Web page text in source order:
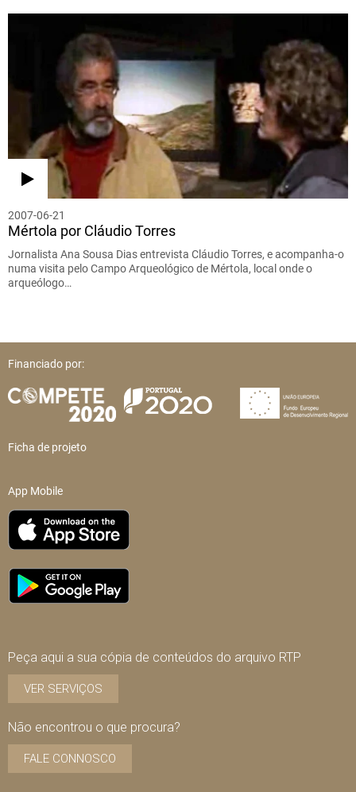
2007-06-21
Mértola por Cláudio Torres
Jornalista Ana Sousa Dias entrevista Cláudio Torres, e acompanha-o
numa visita pelo Campo Arqueológico de Mértola, local onde o
arqueólogo…
Financiado por:
Ficha de projeto
App Mobile
Peça aqui a sua cópia de conteúdos do arquivo RTP
VER SERVIÇOS
Não encontrou o que procura?
FALE CONNOSCO